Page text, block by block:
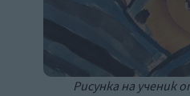
Рисунка на ученик